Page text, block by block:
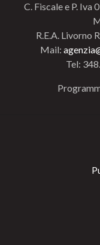
C. Fiscale e P.
R.E.A. Livorno
Mail:
Tel: